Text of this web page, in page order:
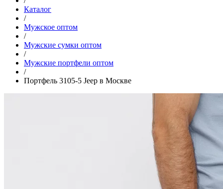
Каталог
/
Мужское оптом
/
Мужские сумки оптом
/
Мужские портфели оптом
/
Портфель 3105-5 Jeep в Москве